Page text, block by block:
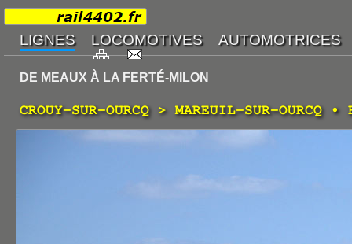
DE MEAUX À LA FERTÉ-MILON
CROUY-SUR-OURCQ > MAREUIL-SUR-